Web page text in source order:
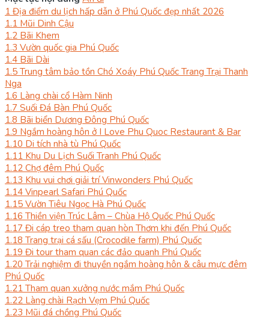
1 Địa điểm du lịch hấp dẫn ở Phú Quốc đẹp nhất 2026
1.1 Mũi Dinh Cậu
1.2 Bãi Khem
1.3 Vườn quốc gia Phú Quốc
1.4 Bãi Dài
1.5 Trung tâm bảo tồn Chó Xoáy Phú Quốc Trang Trại Thanh
Nga
1.6 Làng chài cổ Hàm Ninh
1.7 Suối Đá Bàn Phú Quốc
1.8 Bãi biển Dương Đông Phú Quốc
1.9 Ngắm hoàng hôn ở I Love Phu Quoc Restaurant & Bar
1.10 Di tích nhà tù Phú Quốc
1.11 Khu Du Lịch Suối Tranh Phú Quốc
1.12 Chợ đêm Phú Quốc
1.13 Khu vui chơi giải trí Vinwonders Phú Quốc
1.14 Vinpearl Safari Phú Quốc
1.15 Vườn Tiêu Ngọc Hà Phú Quốc
1.16 Thiền viện Trúc Lâm – Chùa Hộ Quốc Phú Quốc
1.17 Đi cáp treo tham quan hòn Thơm khi đến Phú Quốc
1.18 Trang trại cá sấu (Crocodile farm) Phú Quốc
1.19 Đi tour tham quan các đảo quanh Phú Quốc
1.20 Trải nghiệm đi thuyền ngắm hoàng hôn & câu mực đêm
Phú Quốc
1.21 Tham quan xưởng nước mắm Phú Quốc
1.22 Làng chài Rạch Vẹm Phú Quốc
1.23 Mũi đá chồng Phú Quốc